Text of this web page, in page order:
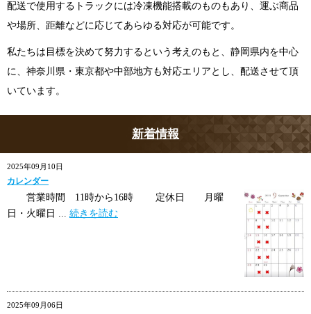
配送で使用するトラックには冷凍機能搭載のものもあり、運ぶ商品
や場所、距離などに応じてあらゆる対応が可能です。
私たちは目標を決めて努力するという考えのもと、静岡県内を中心
に、神奈川県・東京都や中部地方も対応エリアとし、配送させて頂
いています。
新着情報
2025年09月10日
カレンダー
営業時間 11時から16時 定休日 月曜
日・火曜日 ... 続きを読む
2025年09月06日